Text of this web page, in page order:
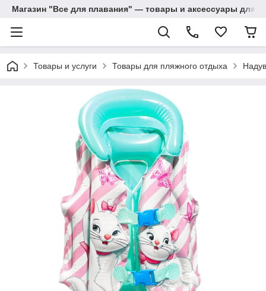
Магазин "Все для плавания" — товары и аксессуары для
Товары и услуги Товары для пляжного отдыха